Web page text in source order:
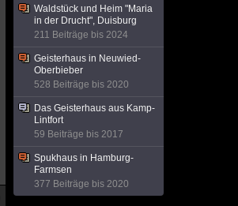
Waldstück und Heim "Maria
in der Drucht", Duisburg
211 Beiträge bis 2024
Geisterhaus in Neuwied-
Oberbieber
528 Beiträge bis 2020
Das Geisterhaus aus Kamp-
Lintfort
59 Beiträge bis 2017
Spukhaus in Hamburg-
Farmsen
377 Beiträge bis 2020